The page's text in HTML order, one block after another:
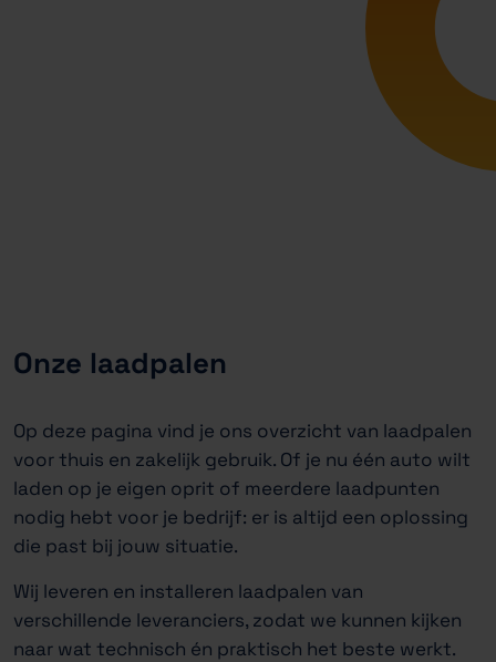
Onze laadpalen
Op deze pagina vind je ons overzicht van laadpalen
voor thuis en zakelijk gebruik. Of je nu één auto wilt
laden op je eigen oprit of meerdere laadpunten
nodig hebt voor je bedrijf: er is altijd een oplossing
die past bij jouw situatie.
Wij leveren en installeren laadpalen van
verschillende leveranciers, zodat we kunnen kijken
naar wat technisch én praktisch het beste werkt.